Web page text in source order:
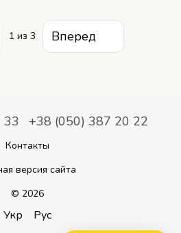
1 из 3 Вперед
33 +38 (050) 387 20 22
Контакты
версия сайта
© 2026
Укр Рус